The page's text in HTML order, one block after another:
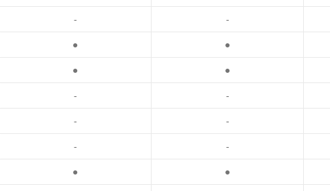
- -
● ●
● ●
- -
- -
- -
● ●